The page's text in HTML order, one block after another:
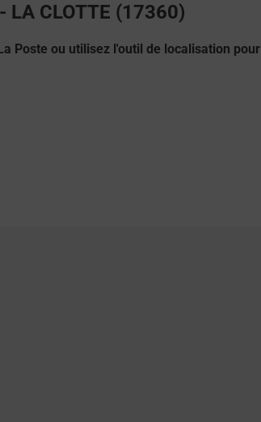
CLOTTE (17360)
Poste ou utilisez l'outil de localisation pour